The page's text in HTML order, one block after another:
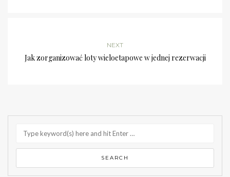
NEXT
Jak zorganizować loty wieloetapowe w jednej rezerwacji